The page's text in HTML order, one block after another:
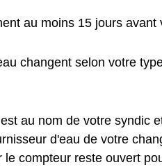
au moins 15 jours avant
changent selon votre
au nom de votre syndic
d'eau de votre
compteur reste ouvert